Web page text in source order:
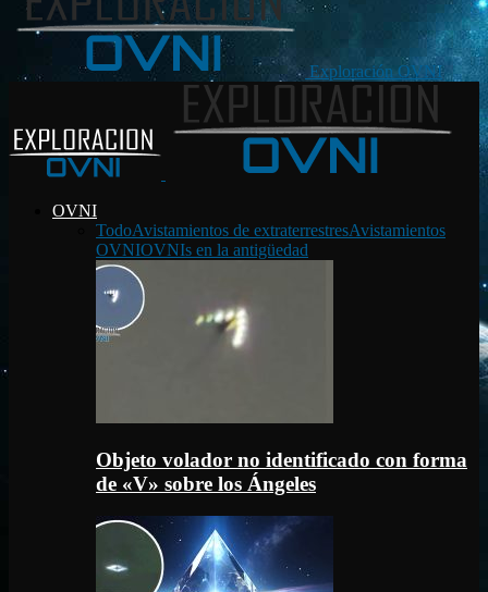
Exploración OVNI
OVNI
TodoAvistamientos de extraterrestresAvistamientos
OVNIOVNIs en la antigüedad
Objeto volador no identificado con forma
de «V» sobre los Ángeles